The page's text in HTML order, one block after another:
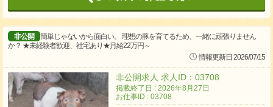
非公開
簡単じゃないから面白い。 理想の豚を育てるため、一緒に頑張りません
か？ ★未経験者歓迎、社宅あり★月給22万円～
情報更新日 2026/07/15
非公開求人 求人ID：03708
掲載終了日 : 2026年8月27日
お仕事ID : 03708